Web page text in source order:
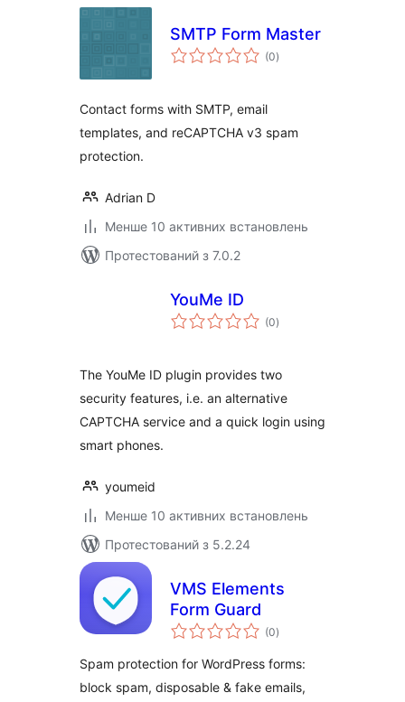
SMTP Form Master
(0загальний
рейтинг
)
Contact forms with SMTP, email
templates, and reCAPTCHA v3 spam
protection.
Adrian D
Менше 10 активних встановлень
Протестований з 7.0.2
YouMe ID
(0загальний
рейтинг
)
The YouMe ID plugin provides two
security features, i.e. an alternative
CAPTCHA service and a quick login using
smart phones.
youmeid
Менше 10 активних встановлень
Протестований з 5.2.24
VMS Elements
Form Guard
(0загальний
рейтинг
)
Spam protection for WordPress forms:
block spam, disposable & fake emails,